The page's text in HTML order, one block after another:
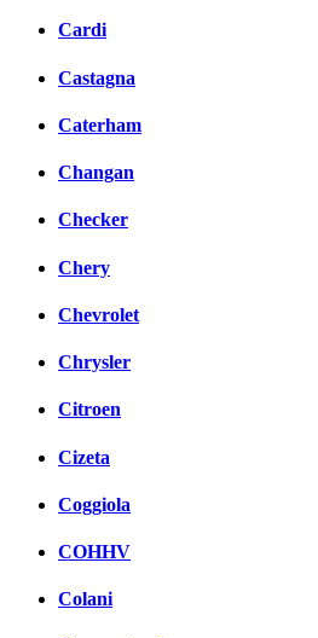
Cardi
Castagna
Caterham
Changan
Checker
Chery
Chevrolet
Chrysler
Citroen
Cizeta
Coggiola
COHHV
Colani